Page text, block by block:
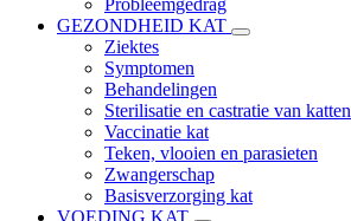
Probleemgedrag
GEZONDHEID KAT
Ziektes
Symptomen
Behandelingen
Sterilisatie en castratie van katten
Vaccinatie kat
Teken, vlooien en parasieten
Zwangerschap
Basisverzorging kat
VOEDING KAT